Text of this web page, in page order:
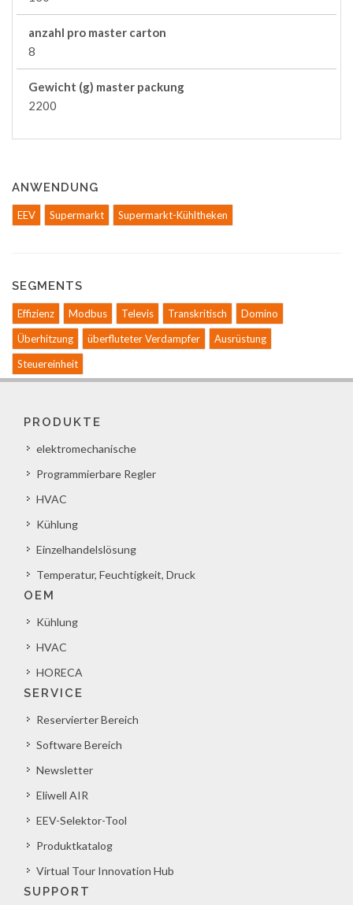
anzahl pro master carton
8
Gewicht (g) master packung
2200
ANWENDUNG
EEV Supermarkt Supermarkt-Kühltheken
SEGMENTS
Effizienz Modbus Televis Transkritisch
Domino
Überhitzung
überfluteter Verdampfer
Ausrüstung
Steuereinheit
PRODUKTE
elektromechanische
Programmierbare Regler
HVAC
Kühlung
Einzelhandelslösung
Temperatur, Feuchtigkeit, Druck
OEM
Kühlung
HVAC
HORECA
SERVICE
Reservierter Bereich
Software Bereich
Newsletter
Eliwell AIR
EEV-Selektor-Tool
Produktkatalog
Virtual Tour Innovation Hub
SUPPORT